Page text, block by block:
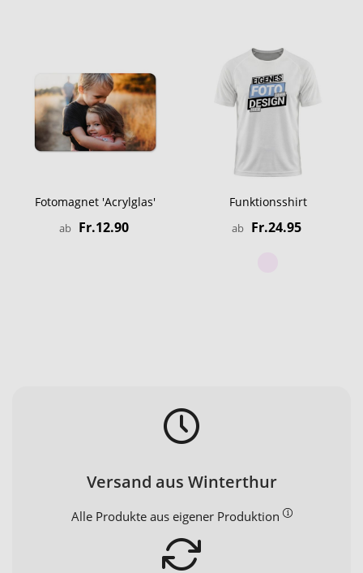
Fotomagnet 'Acrylglas'
ab Fr.12.90
Funktionsshirt
ab Fr.24.95
Versand aus Winterthur
Alle Produkte aus eigener Produktion